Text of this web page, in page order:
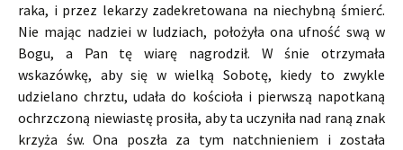
raka, i przez lekarzy zadekretowana na niechybną śmierć.
Nie mając nadziei w ludziach, położyła ona ufność swą w
Bogu, a Pan tę wiarę nagrodził. W śnie otrzymała
wskazówkę, aby się w wielką Sobotę, kiedy to zwykle
udzielano chrztu, udała do kościoła i pierwszą napotkaną
ochrzczoną niewiastę prosiła, aby ta uczyniła nad raną znak
krzyża św. Ona poszła za tym natchnieniem i została